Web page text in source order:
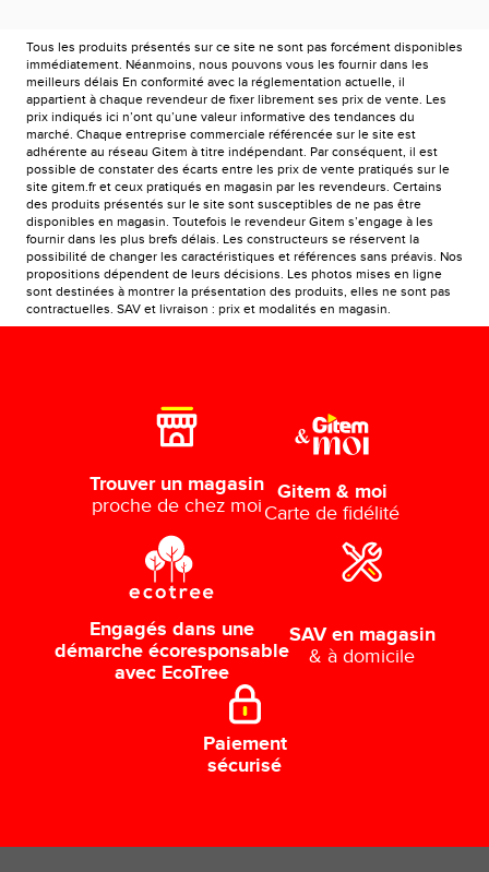
Tous les produits présentés sur ce site ne sont pas forcément disponibles
immédiatement. Néanmoins, nous pouvons vous les fournir dans les
meilleurs délais En conformité avec la réglementation actuelle, il
appartient à chaque revendeur de fixer librement ses prix de vente. Les
prix indiqués ici n’ont qu’une valeur informative des tendances du
marché. Chaque entreprise commerciale référencée sur le site est
adhérente au réseau Gitem à titre indépendant. Par conséquent, il est
possible de constater des écarts entre les prix de vente pratiqués sur le
site gitem.fr et ceux pratiqués en magasin par les revendeurs. Certains
des produits présentés sur le site sont susceptibles de ne pas être
disponibles en magasin. Toutefois le revendeur Gitem s’engage à les
fournir dans les plus brefs délais. Les constructeurs se réservent la
possibilité de changer les caractéristiques et références sans préavis. Nos
propositions dépendent de leurs décisions. Les photos mises en ligne
sont destinées à montrer la présentation des produits, elles ne sont pas
contractuelles. SAV et livraison : prix et modalités en magasin.
Trouver un magasin
proche de chez moi
Gitem & moi
Carte de fidélité
Engagés dans une
démarche écoresponsable
avec EcoTree
SAV en magasin
& à domicile
Paiement
sécurisé